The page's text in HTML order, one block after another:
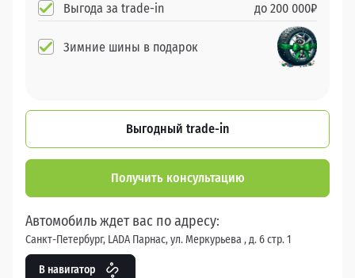
Выгода за trade-in
до 200 000₽
Зимние шины в подарок
Выгодный trade-in
Получить консультацию
Автомобиль ждет вас по адресу:
Санкт-Петербург, LADA Парнас, ул. Меркурьева , д. 6 стр. 1
В навигатор